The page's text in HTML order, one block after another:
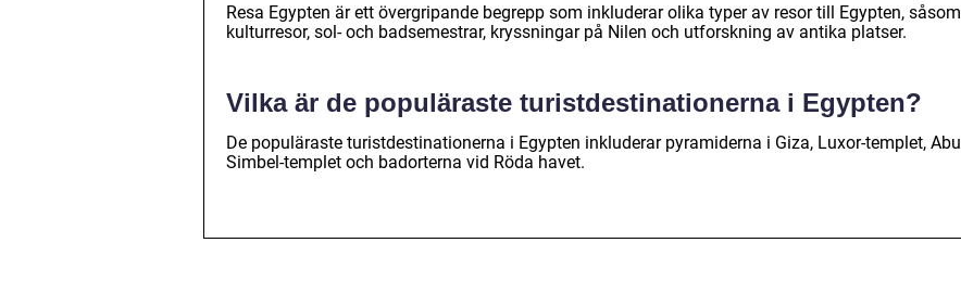
Resa Egypten är ett övergripande begrepp som inkluderar olika typer av resor till Egypten, såsom
kulturresor, sol- och badsemestrar, kryssningar på Nilen och utforskning av antika platser.
Vilka är de populäraste turistdestinationerna i Egypten?
De populäraste turistdestinationerna i Egypten inkluderar pyramiderna i Giza, Luxor-templet, Abu
Simbel-templet och badorterna vid Röda havet.